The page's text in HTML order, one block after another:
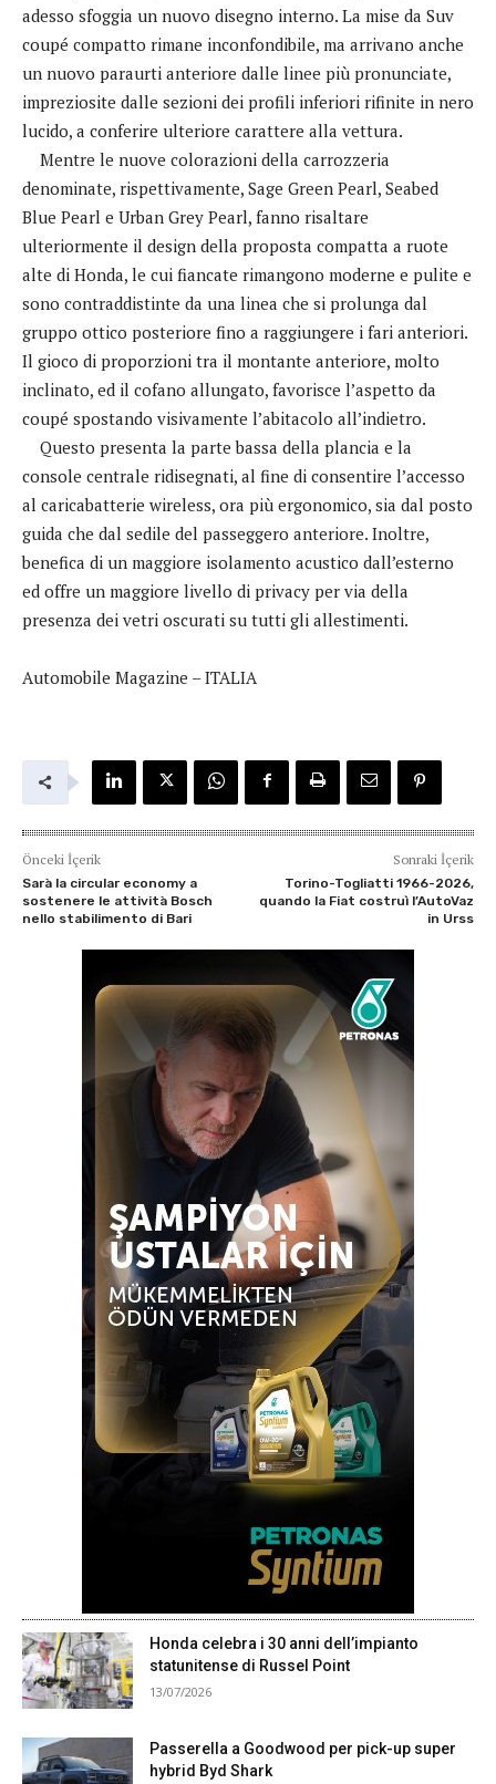
adesso sfoggia un nuovo disegno interno. La mise da Suv
coupé compatto rimane inconfondibile, ma arrivano anche
un nuovo paraurti anteriore dalle linee più pronunciate,
impreziosite dalle sezioni dei profili inferiori rifinite in nero
lucido, a conferire ulteriore carattere alla vettura.
Mentre le nuove colorazioni della carrozzeria
denominate, rispettivamente, Sage Green Pearl, Seabed
Blue Pearl e Urban Grey Pearl, fanno risaltare
ulteriormente il design della proposta compatta a ruote
alte di Honda, le cui fiancate rimangono moderne e pulite e
sono contraddistinte da una linea che si prolunga dal
gruppo ottico posteriore fino a raggiungere i fari anteriori.
Il gioco di proporzioni tra il montante anteriore, molto
inclinato, ed il cofano allungato, favorisce l’aspetto da
coupé spostando visivamente l’abitacolo all’indietro.
Questo presenta la parte bassa della plancia e la
console centrale ridisegnati, al fine di consentire l’accesso
al caricabatterie wireless, ora più ergonomico, sia dal posto
guida che dal sedile del passeggero anteriore. Inoltre,
benefica di un maggiore isolamento acustico dall’esterno
ed offre un maggiore livello di privacy per via della
presenza dei vetri oscurati su tutti gli allestimenti.
Automobile Magazine – ITALIA
Önceki İçerik
Sarà la circular economy a
sostenere le attività Bosch
nello stabilimento di Bari
Sonraki İçerik
Torino-Togliatti 1966-2026,
quando la Fiat costruì l’AutoVaz
in Urss
Honda celebra i 30 anni dell’impianto
statunitense di Russel Point
13/07/2026
Passerella a Goodwood per pick-up super
hybrid Byd Shark